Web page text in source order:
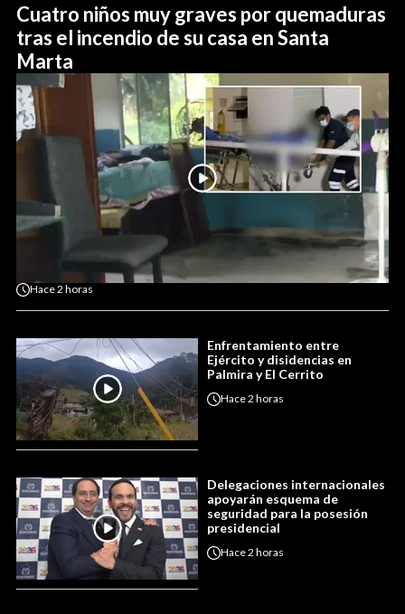
Cuatro niños muy graves por quemaduras
tras el incendio de su casa en Santa
Marta
Hace2 horas
Enfrentamiento entre
Ejército y disidencias en
Palmira y El Cerrito
Hace2 horas
Delegaciones internacionales
apoyarán esquema de
seguridad para la posesión
presidencial
Hace2 horas